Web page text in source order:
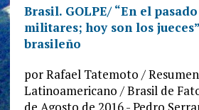
Brasil. GOLPE/ “En el
militares; hoy son los
brasileño
por Rafael Tatemoto / Resumen
Latinoamericano / Brasil de
de Agosto de 2016.- Pedro